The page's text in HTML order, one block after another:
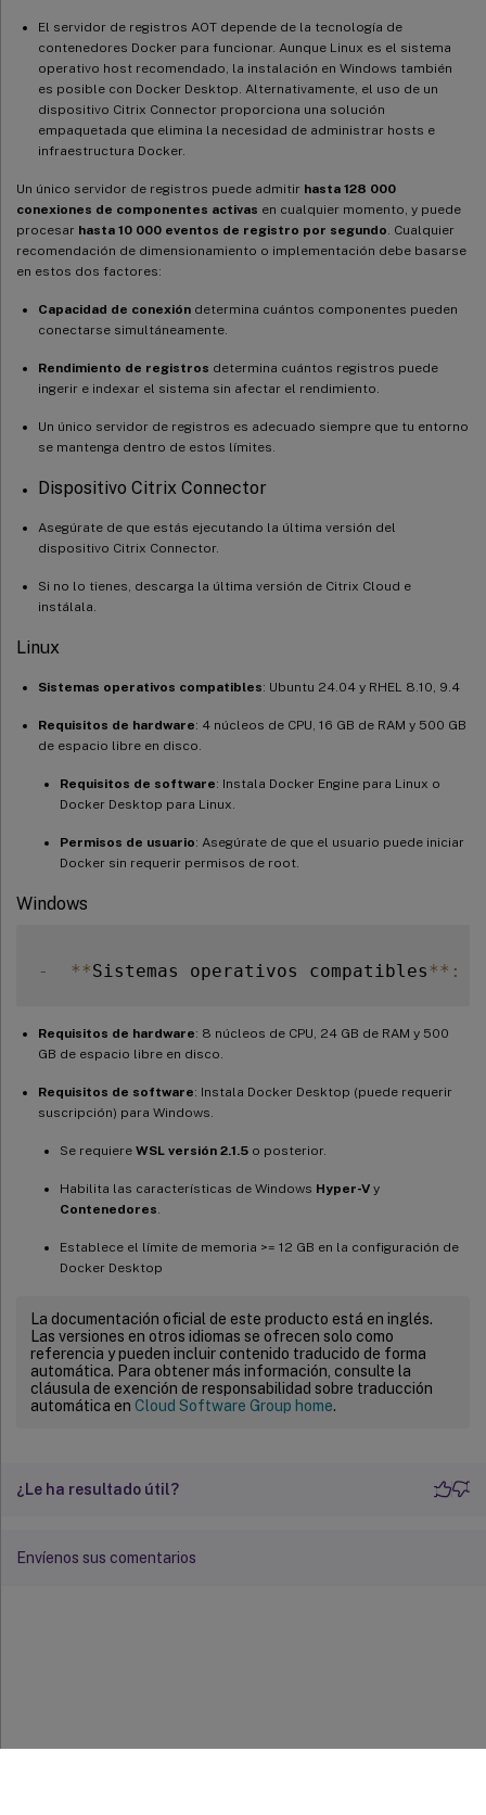
El servidor de registros AOT depende de la tecnología de
contenedores Docker para funcionar. Aunque Linux es el sistema
operativo host recomendado, la instalación en Windows también
es posible con Docker Desktop. Alternativamente, el uso de un
dispositivo Citrix Connector proporciona una solución
empaquetada que elimina la necesidad de administrar hosts e
infraestructura Docker.
Un único servidor de registros puede admitir hasta 128 000
conexiones de componentes activas en cualquier momento, y puede
procesar hasta 10 000 eventos de registro por segundo . Cualquier
recomendación de dimensionamiento o implementación debe basarse
en estos dos factores:
Capacidad de conexión determina cuántos componentes pueden
conectarse simultáneamente.
Rendimiento de registros determina cuántos registros puede
ingerir e indexar el sistema sin afectar el rendimiento.
Un único servidor de registros es adecuado siempre que tu entorno
se mantenga dentro de estos límites.
Dispositivo Citrix Connector
Asegúrate de que estás ejecutando la última versión del
dispositivo Citrix Connector.
Si no lo tienes, descarga la última versión de Citrix Cloud e
instálala.
Linux
Sistemas operativos compatibles: Ubuntu 24.04 y RHEL 8.10, 9.4
Requisitos de hardware: 4 núcleos de CPU, 16 GB de RAM y 500 GB
de espacio libre en disco.
Requisitos de software: Instala Docker Engine para Linux o
Docker Desktop para Linux.
Permisos de usuario: Asegúrate de que el usuario puede iniciar
Docker sin requerir permisos de root.
Windows
- **Sistemas operativos compatibles** :
Requisitos de hardware: 8 núcleos de CPU, 24 GB de RAM y 500
GB de espacio libre en disco.
Requisitos de software: Instala Docker Desktop (puede requerir
suscripción) para Windows.
Se requiere WSL versión 2.1.5 o posterior.
Habilita las características de Windows Hyper-V y
Contenedores
Establece el límite de memoria >= 12 GB en la configuración de
Docker Desktop
La documentación oficial de este producto está en inglés.
Las versiones en otros idiomas se ofrecen solo como
referencia y pueden incluir contenido traducido de forma
automática. Para obtener más información, consulte la
cláusula de exención de responsabilidad sobre traducción
automática en Cloud Software Group home.
¿Le ha resultado útil?
Envíenos sus comentarios